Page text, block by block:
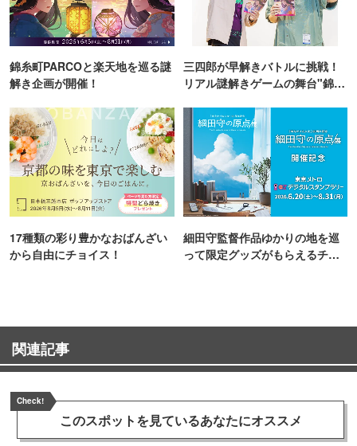
錦糸町PARCOと楽天地を巡る謎
解き企画が開催！
三四郎が早解きバトルに挑戦！
リアル謎解きゲームの舞台"錦糸
17種類の彩り豊かなおばんざい
から自由にチョイス！
細田守監督作品ゆかりの地を巡
って限定グッズがもらえるチャ
関連記事
Check!
このスポットを見ているあなたにオススメ